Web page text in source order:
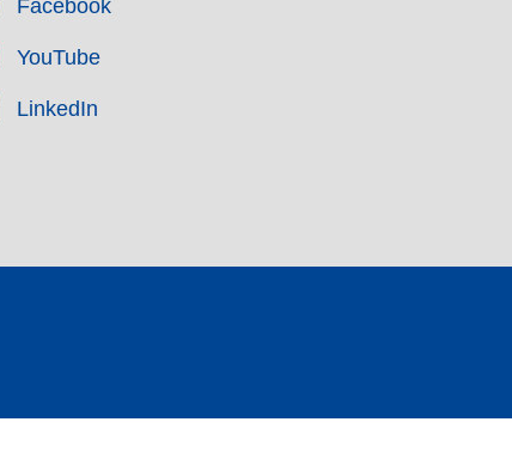
Facebook
YouTube
LinkedIn